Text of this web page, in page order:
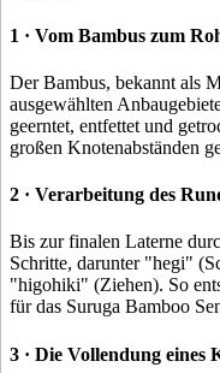
1 · Vom Bambus zum
Der Bambus, bekannt als
ausgewählten
geerntet, entfettet und
großen Knotenabständen
2 · Verarbeitung des
Bis zur finalen Laterne
Schritte, darunter "hegi"
"higohiki" (Ziehen). So
für das Suruga Bamboo
3 · Die Vollendung eines